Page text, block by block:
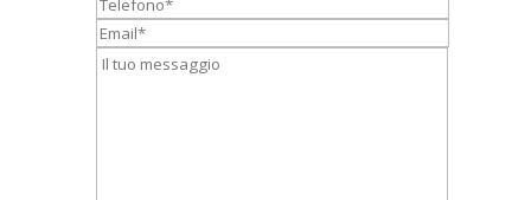
Email*
Messaggio*